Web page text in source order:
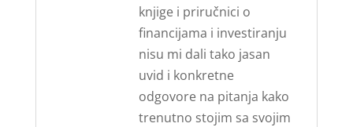
knjige i priručnici o
financijama i investiranju
nisu mi dali tako jasan
uvid i konkretne
odgovore na pitanja kako
trenutno stojim sa svojim